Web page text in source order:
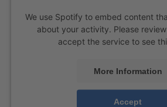
We use Spotify to embed content
about your activity. Please
accept the service to see
More Information
Accept